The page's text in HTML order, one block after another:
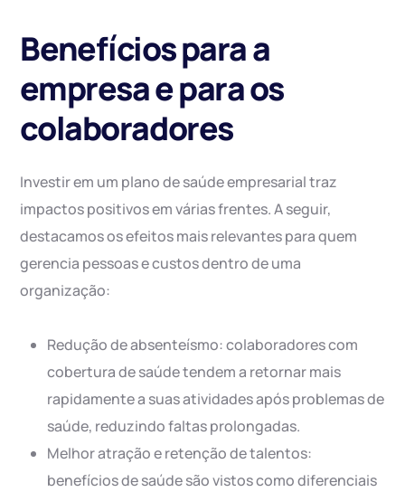
Benefícios para a
empresa e para os
colaboradores
Investir em um plano de saúde empresarial traz
impactos positivos em várias frentes. A seguir,
destacamos os efeitos mais relevantes para quem
gerencia pessoas e custos dentro de uma
organização:
Redução de absenteísmo: colaboradores com
cobertura de saúde tendem a retornar mais
rapidamente a suas atividades após problemas de
saúde, reduzindo faltas prolongadas.
Melhor atração e retenção de talentos:
benefícios de saúde são vistos como diferenciais